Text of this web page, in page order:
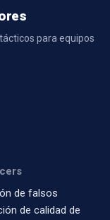
para equipos
de falsos
de calidad de